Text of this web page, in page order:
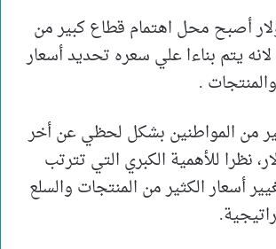
أصبح محل اهتمام قطاع كبير من
لانه يتم بناءا علي سعره تحديد أسعار
.
من المواطنين بشكل لحظي عن أخر
نظرا للأهمية الكبري التي تترتب
أسعار الكثير من المنتجات والسلع